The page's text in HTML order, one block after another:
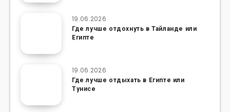
19.06.2026
Где лучше отдохнуть в Тайланде или
Египте
19.06.2026
Где лучше отдыхать в Египте или
Тунисе